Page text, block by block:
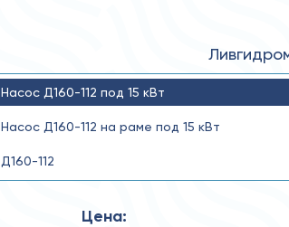
Насос Д160-112 под 15 кВт
Насос Д160-112 на раме под 15 кВт
Д160-112
Цена: